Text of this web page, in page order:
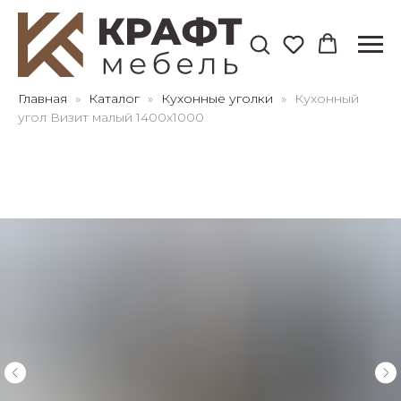
Главная Каталог Кухонные уголки
Кухонный
угол Визит малый 1400х1000